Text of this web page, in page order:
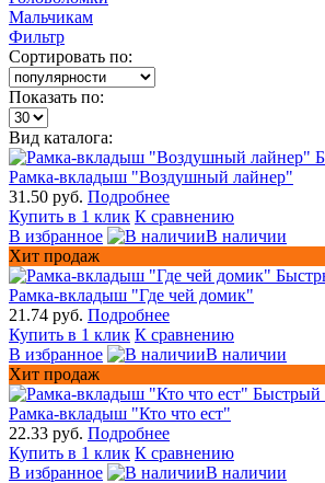
Мальчикам
Фильтр
Сортировать по:
Показать по:
Вид каталога:
Рамка-вкладыш "Воздушный лайнер"
31.50 руб. Подробнее
Купить в 1 клик К сравнению
В избранное
В наличии
Хит продаж
Рамка-вкладыш "Где чей домик"
21.74 руб. Подробнее
Купить в 1 клик К сравнению
В избранное
В наличии
Хит продаж
Быстрый
Рамка-вкладыш "Кто что ест"
22.33 руб. Подробнее
Купить в 1 клик К сравнению
В избранное
В наличии